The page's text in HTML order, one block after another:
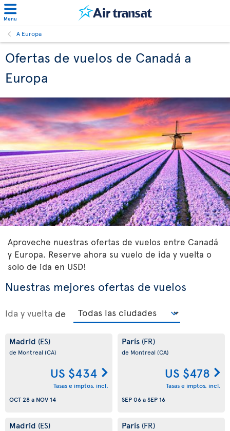
Menu
A Europa
Ofertas de vuelos de Canadá a
Europa
Aproveche nuestras ofertas de vuelos entre Canadá
y Europa. Reserve ahora su vuelo de ida y vuelta o
solo de ida en USD!
Nuestras mejores ofertas de vuelos
Ida y vuelta de
Madrid (ES)
de Montreal (CA)
US $434
Tasas e imptos. incl.
OCT 28a NOV 14
París (FR)
de Montreal (CA)
US $478
Tasas e imptos. incl.
SEP 06aSEP 16
Madrid (ES) París (FR)